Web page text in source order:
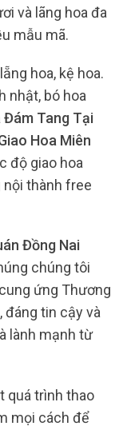
và lãng hoa đa
mẫu mã.
hoa, kệ hoa.
nhật, bó hoa
Đám Tang Tại
Hoa Miên
độ giao hoa
nội thành free
Đồng Nai
chúng tôi
ứng Thương
đáng tin cậy và
lành mạnh từ
quá trình thao
mọi cách để